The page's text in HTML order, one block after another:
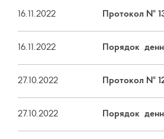
16.11.2022 Протокол № 13
16.11.2022 Порядок
27.10.2022 Протокол № 12
27.10.2022 Порядок